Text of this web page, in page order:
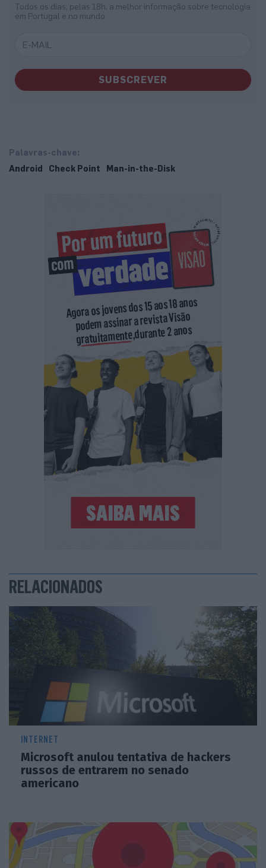
Todos os dias, pelas 18h, a melhor informação sobre tecnologia
em Portugal e no mundo
SUBSCREVER
Palavras-chave:
Android
Check Point Man-in-the-Disk
RELACIONADOS
INTERNET
Microsoft anulou tentativa de hackers
russos de entrarem no senado
americano